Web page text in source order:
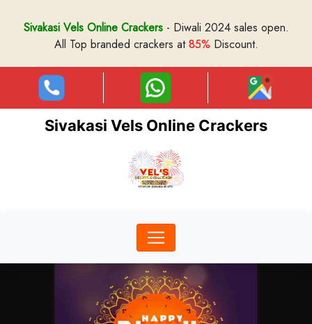
Sivakasi Vels Online Crackers- Diwali 2024 sales open.
All Top branded crackers at85% Discount.
Sivakasi Vels Online Crackers